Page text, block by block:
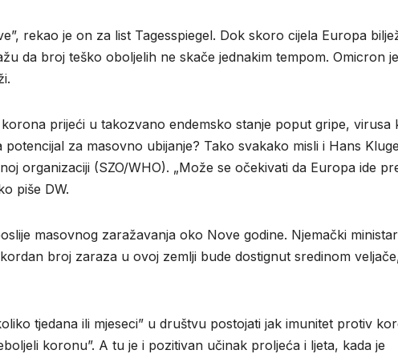
rekao je on za list Tagesspiegel. Dok skoro cijela Europa
da broj teško oboljelih ne skače jednakim tempom. Omicron je
prijeći u takozvano endemsko stanje poput gripe, virusa
za masovno ubijanje? Tako svakako misli i Hans
organizaciji (SZO/WHO). „Može se očekivati da Europa ide
piše DW.
masovnog zaražavanja oko Nove godine. Njemački ministar
broj zaraza u ovoj zemlji bude dostignut sredinom
tjedana ili mjeseci” u društvu postojati jak imunitet protiv
koronu”. A tu je i pozitivan učinak proljeća i ljeta, kada je